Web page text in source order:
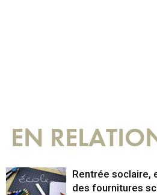
EN
Rentrée soclaire,
des fournitures